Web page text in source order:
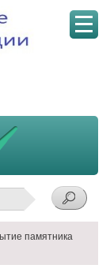
памятника